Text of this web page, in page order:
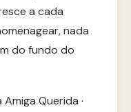
a cada
nada
do fundo do
Querida ·